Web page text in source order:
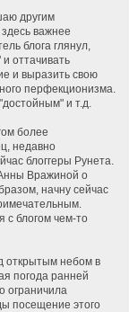
другим
важнее
блога глянул,
оттачивать
и выразить свою
перфекционизма.
и т.д.
более
недавно
блоггеры Рунета.
Вражиной о
начну сейчас
с блогом чем-то
открытым небом в
погода ранней
ограничила
посещение этого